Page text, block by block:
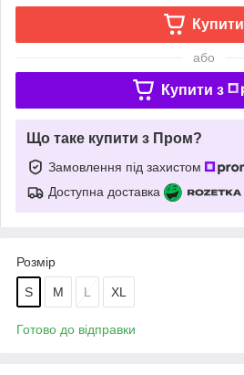
Купити
або
Купити з
Що таке купити з Пром?
Замовлення під захистом
Доступна доставка
Розмір
S M L XL
Готово до відправки